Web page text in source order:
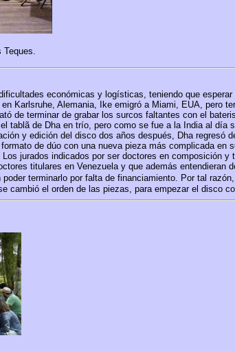
Teques.
económicas y logísticas, teniendo que
Karlsruhe, Alemania, Ike emigró a Miami, EUA, pero
de terminar de grabar los surcos faltantes con el
tablã de Dha en trío, pero como se fue a la India al
y edición del disco dos años después, Dha regresó
de dúo con una nueva pieza más complicada en
jurados indicados por ser doctores en composición
titulares en Venezuela y que además
poder terminarlo por falta de financiamiento. Por tal
cambió el orden de las piezas, para empezar el disco